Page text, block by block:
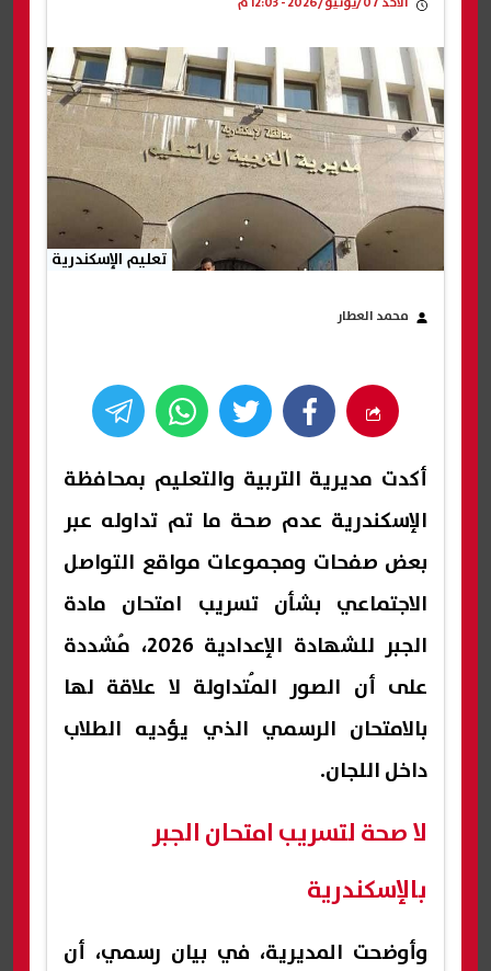
تعليم الإسكندرية
محمد العطار
أكدت مديرية التربية والتعليم بمحافظة
الإسكندرية عدم صحة ما تم تداوله عبر
بعض صفحات ومجموعات مواقع التواصل
الاجتماعي بشأن تسريب امتحان مادة
الجبر للشهادة الإعدادية 2026، مُشددة
على أن الصور المُتداولة لا علاقة لها
بالامتحان الرسمي الذي يؤديه الطلاب
داخل اللجان.
لا صحة لتسريب امتحان الجبر
بالإسكندرية
وأوضحت المديرية، في بيان رسمي، أن